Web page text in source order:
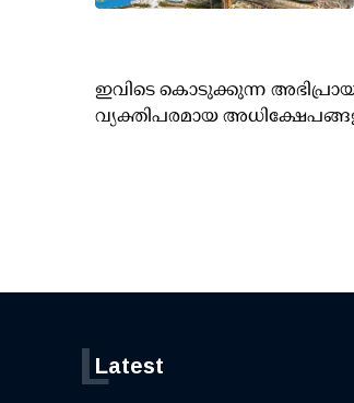
ഇവിടെ കൊടുക്കുന്ന
വ്യക്തിപരമായ
Latest
L